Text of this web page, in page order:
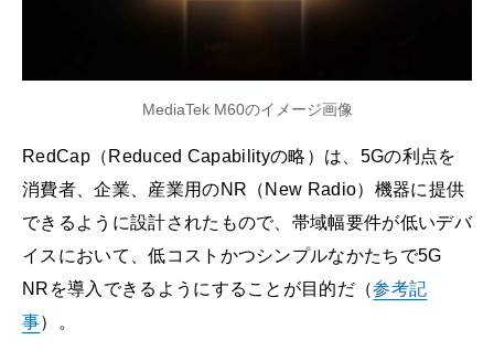
MediaTek M60のイメージ画像
RedCap（Reduced Capabilityの略）は、5Gの利点を
消費者、企業、産業用のNR（New Radio）機器に提供
できるように設計されたもので、帯域幅要件が低いデバ
イスにおいて、低コストかつシンプルなかたちで5G
NRを導入できるようにすることが目的だ（参考記
事）。